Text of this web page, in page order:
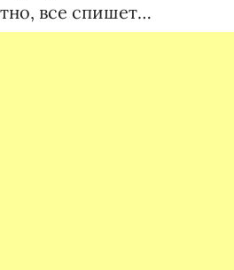
все спишет…